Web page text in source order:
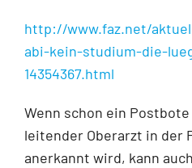
http://www.faz.net/
abi-kein-studium-die-
14354367.html
Wenn schon ein
leitender Oberarzt in der
anerkannt wird, kann